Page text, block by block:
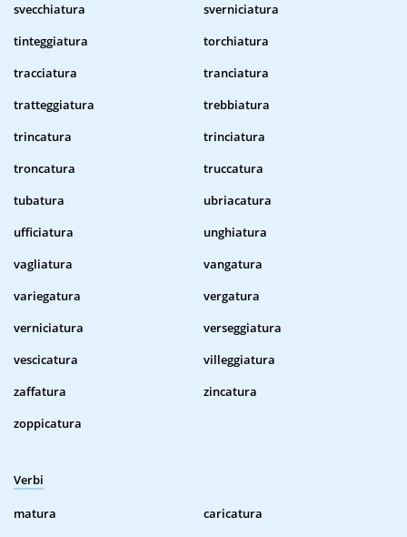
svecchiatura
sverniciatura
tinteggiatura
torchiatura
tracciatura
tranciatura
tratteggiatura
trebbiatura
trincatura
trinciatura
troncatura
truccatura
tubatura
ubriacatura
ufficiatura
unghiatura
vagliatura
vangatura
variegatura
vergatura
verniciatura
verseggiatura
vescicatura
villeggiatura
zaffatura
zincatura
zoppicatura
Verbi
matura caricatura